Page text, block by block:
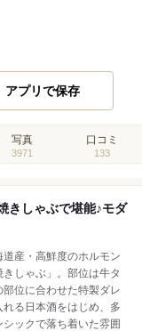
アプリで保存
写真
3971
口コミ
133
きしゃぶで堪能♪モダ
産・高鮮度のホルモン
しゃぶ」。部位は牛タ
位に合わせた特製ダレ
る日本酒をはじめ、多
ックで落ち着いた雰囲